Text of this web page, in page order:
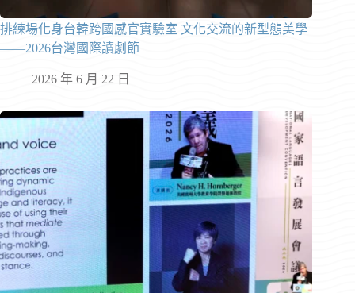
排練場化身台韓跨國感官實驗室 文化交流的新型態美學
——2026台灣國際讀劇節
2026 年 6 月 22 日